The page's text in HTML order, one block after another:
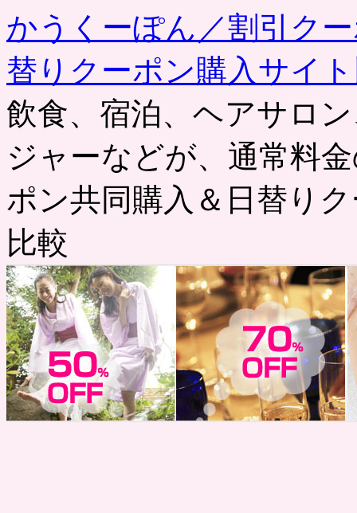
かうくーぽん／割引ク
替りクーポン購入サイ
飲食、宿泊、ヘアサロ
ジャーなどが、通常料
ポン共同購入＆日替り
比較